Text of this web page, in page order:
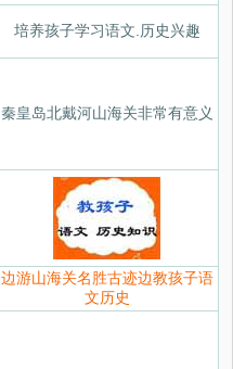
培养孩子学习语文.历史兴趣
秦皇岛北戴河山海关非常有意义
边游山海关名胜古迹边教孩子语
文历史